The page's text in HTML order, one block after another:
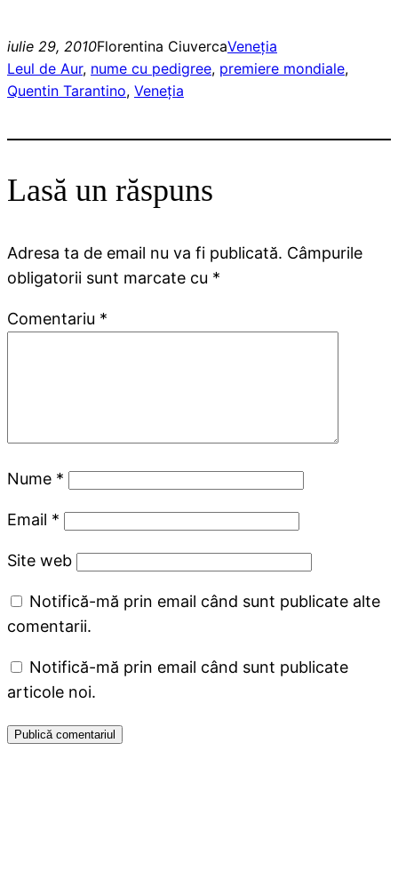
iulie 29, 2010Florentina CiuvercaVeneţia
Leul de Aur, nume cu pedigree, premiere mondiale
Quentin Tarantino, Veneţia
Lasă un răspuns
Adresa ta de email nu va fi publicată. Câmpurile
obligatorii sunt marcate cu *
Comentariu *
Nume *
Email *
Site web
Notifică-mă prin email când sunt publicate alte
comentarii.
Notifică-mă prin email când sunt publicate
articole noi.